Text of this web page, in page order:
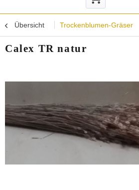
Übersicht Trockenblumen-Gräser
Calex TR natur